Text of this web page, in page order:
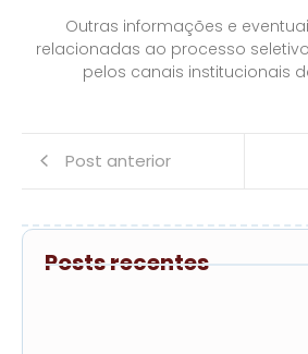
Outras informações e
relacionadas ao processo
pelos canais institucionais
Post anterior
Posts recentes